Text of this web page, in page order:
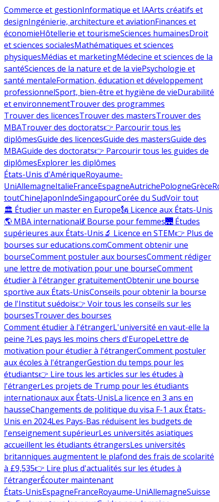
Commerce et gestionInformatique et IAArts créatifs et
designIngénierie, architecture et aviationFinances et
économieHôtellerie et tourismeSciences humainesDroit
et sciences socialesMathématiques et sciences
physiquesMédias et marketingMédecine et sciences de la
santéSciences de la nature et de la viePsychologie et
santé mentaleFormation, éducation et développement
professionnelSport, bien-être et hygiène de vieDurabilité
et environnementTrouver des programmes
Trouver des licencesTrouver des mastersTrouver des
MBATrouver des doctorats👉 Parcourir tous les
diplômesGuide des licencesGuide des mastersGuide des
MBAGuide des doctorats👉 Parcourir tous les guides de
diplômesExplorer les diplômes
États-Unis d'AmériqueRoyaume-
UniAllemagneItalieFranceEspagneAutrichePologneGrèce
toutChineJaponIndeSingapourCorée du SudVoir tout
🏛 Étudier un master en Europe🗽 Licence aux États-Unis
🌎 MBA international💃 Bourse pour femmes🌉 Études
supérieures aux États-Unis🔬 Licence en STEM👉 Plus de
bourses sur educations.comComment obtenir une
bourseComment postuler aux boursesComment rédiger
une lettre de motivation pour une bourseComment
étudier à l'étranger gratuitementObtenir une bourse
sportive aux États-UnisConseils pour obtenir la bourse
de l'Institut suédois👉 Voir tous les conseils sur les
boursesTrouver des bourses
Comment étudier à l'étrangerL'université en vaut-elle la
peine ?Les pays les moins chers d'EuropeLettre de
motivation pour étudier à l'étrangerComment postuler
aux écoles à l'étrangerGestion du temps pour les
étudiants👉 Lire tous les articles sur les études à
l'étrangerLes projets de Trump pour les étudiants
internationaux aux États-UnisLa licence en 3 ans en
hausseChangements de politique du visa F-1 aux États-
Unis en 2024Les Pays-Bas réduisent les budgets de
l'enseignement supérieurLes universités asiatiques
accueillent les étudiants étrangersLes universités
britanniques augmentent le plafond des frais de scolarité
à £9,535👉 Lire plus d'actualités sur les études à
l'étrangerÉcouter maintenant
États-UnisEspagneFranceRoyaume-UniAllemagneSuisse